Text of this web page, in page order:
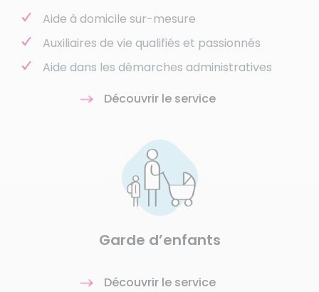
Aide à domicile sur-mesure
Auxiliaires de vie qualifiés et passionnés
Aide dans les démarches administratives
Découvrir le service
Garde d’enfants
Découvrir le service